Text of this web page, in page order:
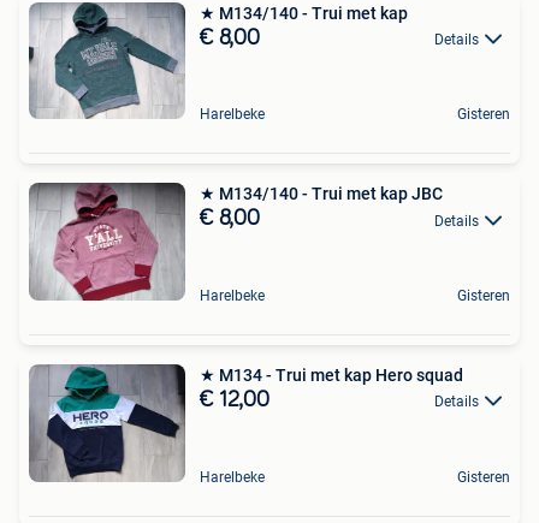
★ M134/140 - Trui met kap
€ 8,00 Details
Harelbeke Gisteren
★ M134/140 - Trui met kap JBC
€ 8,00 Details
Harelbeke Gisteren
★ M134 - Trui met kap Hero squad
€ 12,00 Details
Harelbeke Gisteren